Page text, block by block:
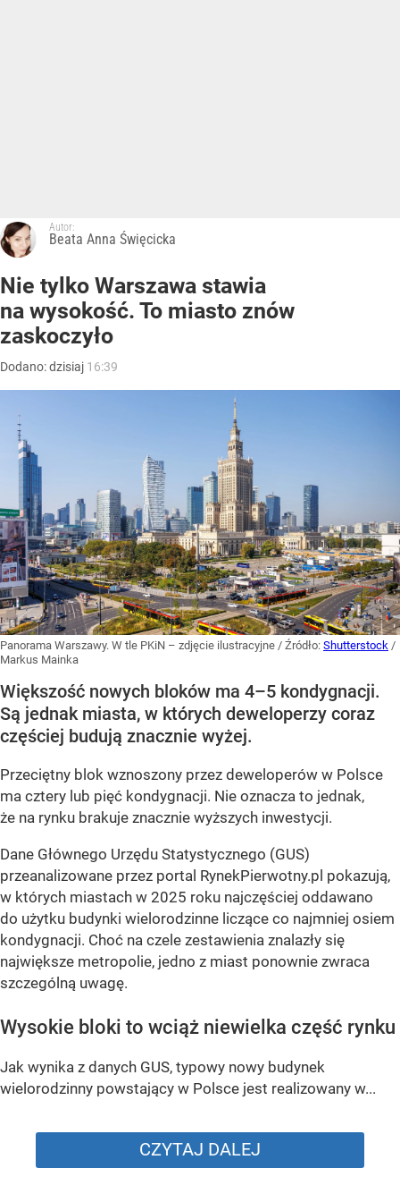
Autor:
Beata Anna Święcicka
Nie tylko Warszawa stawia
na wysokość. To miasto znów
zaskoczyło
Dodano:dzisiaj 16:39
Panorama Warszawy. W tle PKiN – zdjęcie ilustracyjne / Źródło: Shutterstock /
Markus Mainka
Większość nowych bloków ma 4–5 kondygnacji.
Są jednak miasta, w których deweloperzy coraz
częściej budują znacznie wyżej.
Przeciętny blok wznoszony przez deweloperów w Polsce
ma cztery lub pięć kondygnacji. Nie oznacza to jednak,
że na rynku brakuje znacznie wyższych inwestycji.
Dane Głównego Urzędu Statystycznego (GUS)
przeanalizowane przez portal RynekPierwotny.pl pokazują,
w których miastach w 2025 roku najczęściej oddawano
do użytku budynki wielorodzinne liczące co najmniej osiem
kondygnacji. Choć na czele zestawienia znalazły się
największe metropolie, jedno z miast ponownie zwraca
szczególną uwagę.
Wysokie bloki to wciąż niewielka część rynku
Jak wynika z danych GUS, typowy nowy budynek
wielorodzinny powstający w Polsce jest realizowany w...
CZYTAJ DALEJ